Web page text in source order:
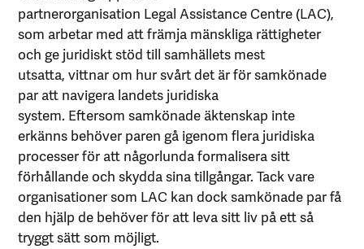
partnerorganisation Legal Assistance Centre (LAC),
som arbetar med att främja mänskliga rättigheter
och ge juridiskt stöd till samhällets mest
utsatta, vittnar om hur svårt det är för samkönade
par att navigera landets juridiska
system. Eftersom samkönade äktenskap inte
erkänns behöver paren gå igenom flera juridiska
processer för att någorlunda formalisera sitt
förhållande och skydda sina tillgångar. Tack vare
organisationer som LAC kan dock samkönade par få
den hjälp de behöver för att leva sitt liv på ett så
tryggt sätt som möjligt.